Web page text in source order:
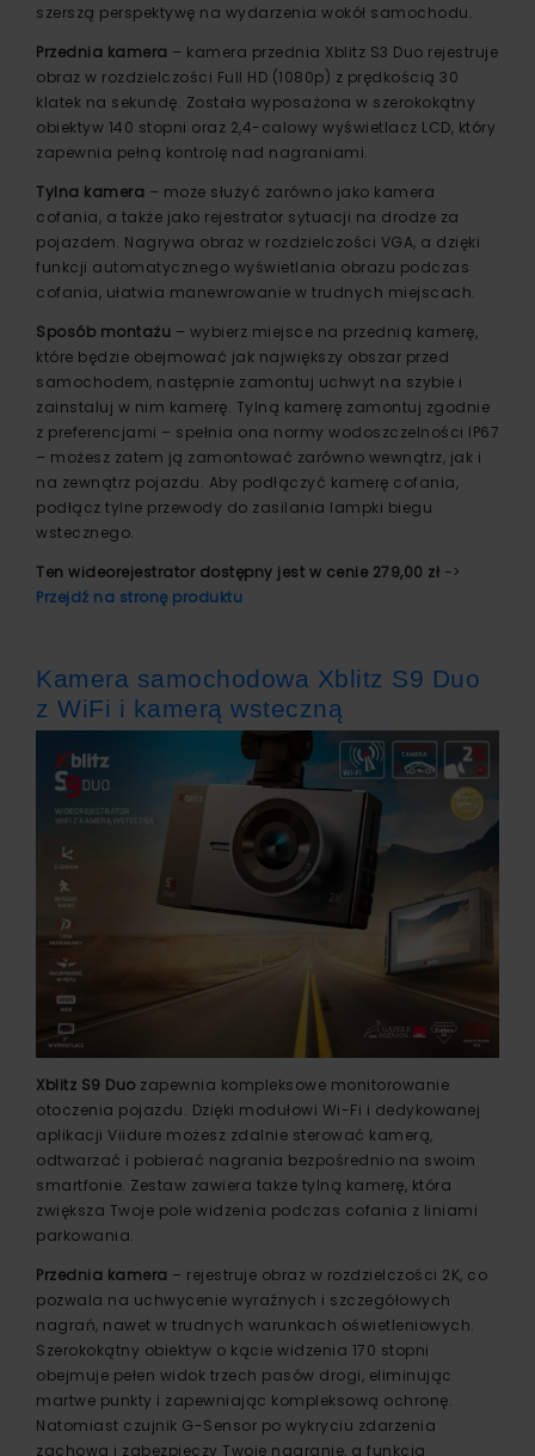
szerszą perspektywę na wydarzenia wokół samochodu.
Przednia kamera – kamera przednia Xblitz S3 Duo rejestruje
obraz w rozdzielczości Full HD (1080p) z prędkością 30
klatek na sekundę. Została wyposażona w szerokokątny
obiektyw 140 stopni oraz 2,4-calowy wyświetlacz LCD, który
zapewnia pełną kontrolę nad nagraniami.
Tylna kamera – może służyć zarówno jako kamera
cofania, a także jako rejestrator sytuacji na drodze za
pojazdem. Nagrywa obraz w rozdzielczości VGA, a dzięki
funkcji automatycznego wyświetlania obrazu podczas
cofania, ułatwia manewrowanie w trudnych miejscach.
Sposób montażu – wybierz miejsce na przednią kamerę,
które będzie obejmować jak największy obszar przed
samochodem, następnie zamontuj uchwyt na szybie i
zainstaluj w nim kamerę. Tylną kamerę zamontuj zgodnie
z preferencjami – spełnia ona normy wodoszczelności IP67
– możesz zatem ją zamontować zarówno wewnątrz, jak i
na zewnątrz pojazdu. Aby podłączyć kamerę cofania,
podłącz tylne przewody do zasilania lampki biegu
wstecznego.
Ten wideorejestrator dostępny jest w cenie 279,00 zł ->
Przejdź na stronę produktu
Kamera samochodowa Xblitz S9 Duo
z WiFi i kamerą wsteczną
Xblitz S9 Duo zapewnia kompleksowe monitorowanie
otoczenia pojazdu. Dzięki modułowi Wi-Fi i dedykowanej
aplikacji Viidure możesz zdalnie sterować kamerą,
odtwarzać i pobierać nagrania bezpośrednio na swoim
smartfonie. Zestaw zawiera także tylną kamerę, która
zwiększa Twoje pole widzenia podczas cofania z liniami
parkowania.
Przednia kamera – rejestruje obraz w rozdzielczości 2K, co
pozwala na uchwycenie wyraźnych i szczegółowych
nagrań, nawet w trudnych warunkach oświetleniowych.
Szerokokątny obiektyw o kącie widzenia 170 stopni
obejmuje pełen widok trzech pasów drogi, eliminując
martwe punkty i zapewniając kompleksową ochronę.
Natomiast czujnik G-Sensor po wykryciu zdarzenia
zachowa i zabezpieczy Twoje nagranie, a funkcja